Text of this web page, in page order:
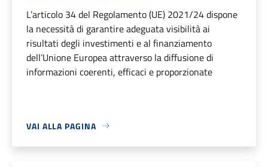
L’articolo 34 del Regolamento (UE) 2021/24 dispone
la necessità di garantire adeguata visibilità ai
risultati degli investimenti e al finanziamento
dell’Unione Europea attraverso la diffusione di
informazioni coerenti, efficaci e proporzionate
VAI ALLA PAGINA